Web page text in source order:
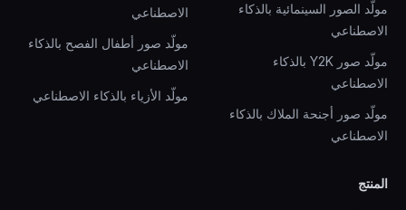
مولّد الصور السينمائية بالذكاء
الاصطناعي
مولّد صور Y2K بالذكاء
الاصطناعي
مولّد صور أجنحة الملاك بالذكاء
الاصطناعي
الاصطناعي
مولّد صور أطفال الفصح بالذكاء
الاصطناعي
مولّد الأزياء بالذكاء الاصطناعي
المنتج